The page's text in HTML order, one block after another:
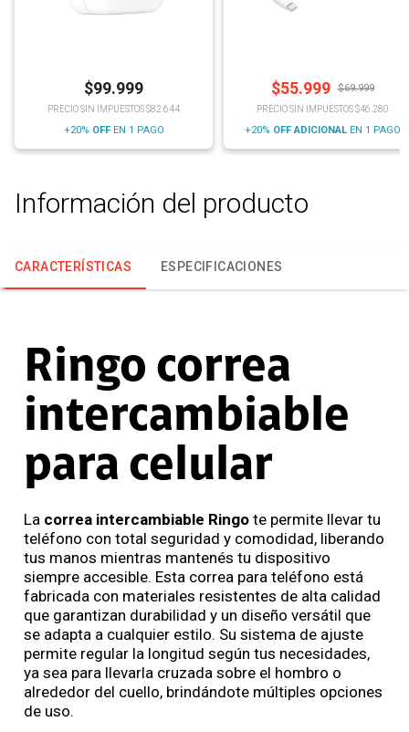
$99.999
PRECIO SIN IMPUESTOS $82.644
+20% OFFEN 1 PAGO
$55.999 $69.999
PRECIO SIN IMPUESTOS $46.280
+20% OFF ADICIONAL EN 1 PAGO
Información del producto
CARACTERÍSTICAS ESPECIFICACIONES
Ringo correa
intercambiable
para celular
La correa intercambiable Ringo te permite llevar tu
teléfono con total seguridad y comodidad, liberando
tus manos mientras mantenés tu dispositivo
siempre accesible. Esta correa para teléfono está
fabricada con materiales resistentes de alta calidad
que garantizan durabilidad y un diseño versátil que
se adapta a cualquier estilo. Su sistema de ajuste
permite regular la longitud según tus necesidades,
ya sea para llevarla cruzada sobre el hombro o
alrededor del cuello, brindándote múltiples opciones
de uso.